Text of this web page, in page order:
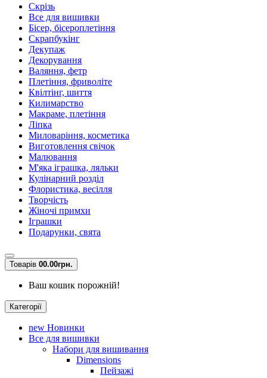
Скрізь
Все для вишивки
Бісер, бісероплетіння
Скрапбукінг
Декупаж
Декорування
Валяння, фетр
Плетіння, фриволіте
Квілтінг, шиття
Килимарство
Макраме, плетіння
Ліпка
Миловаріння, косметика
Виготовлення свічок
Малювання
М'яка іграшка, ляльки
Кулінарний розділ
Флористика, весілля
Творчість
Жіночі примхи
Іграшки
Подарунки, свята
Товарів 00.00грн.
Ваш кошик порожній!
Категорії
new Новинки
Все для вишивки
Набори для вишивання
Dimensions
Пейзажі